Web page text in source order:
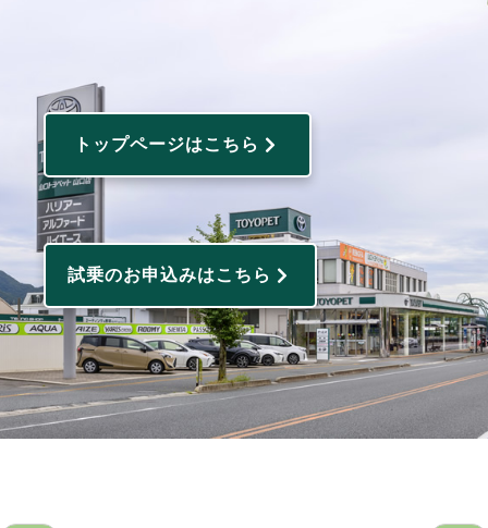
トップページはこちら
試乗のお申込みはこちら